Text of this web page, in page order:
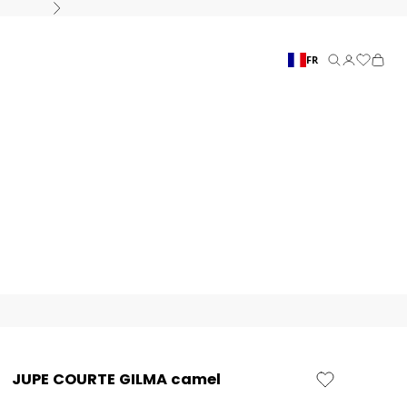
Suivant
FR Recherche
Connexion
Panier
JUPE COURTE GILMA camel